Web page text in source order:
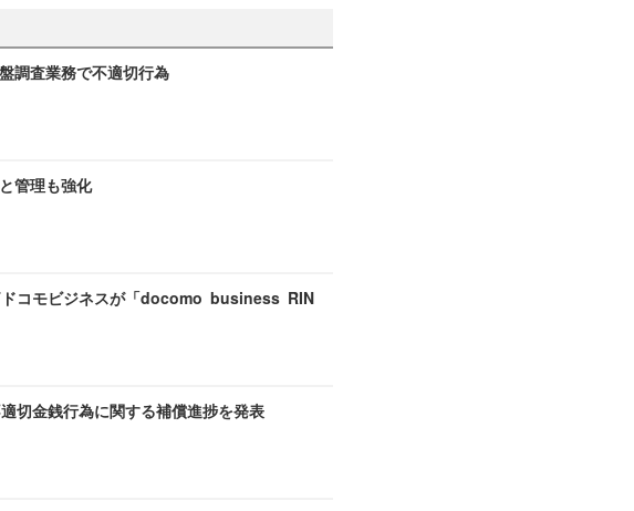
調査業務で不適切行為
管理も強化
ドコモビジネスが「docomo business RIN
切金銭行為に関する補償進捗を発表